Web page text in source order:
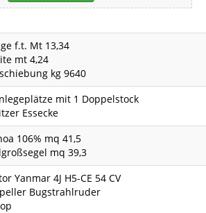
GALLERY
KONTAKTE
f.t. Mt 13,34
mt 4,24
kg 9640
mit 1 Doppelstock
Essecke
106% mq 41,5
mq 39,3
Yanmar 4J H5-CE 54 CV
Bugstrahlruder